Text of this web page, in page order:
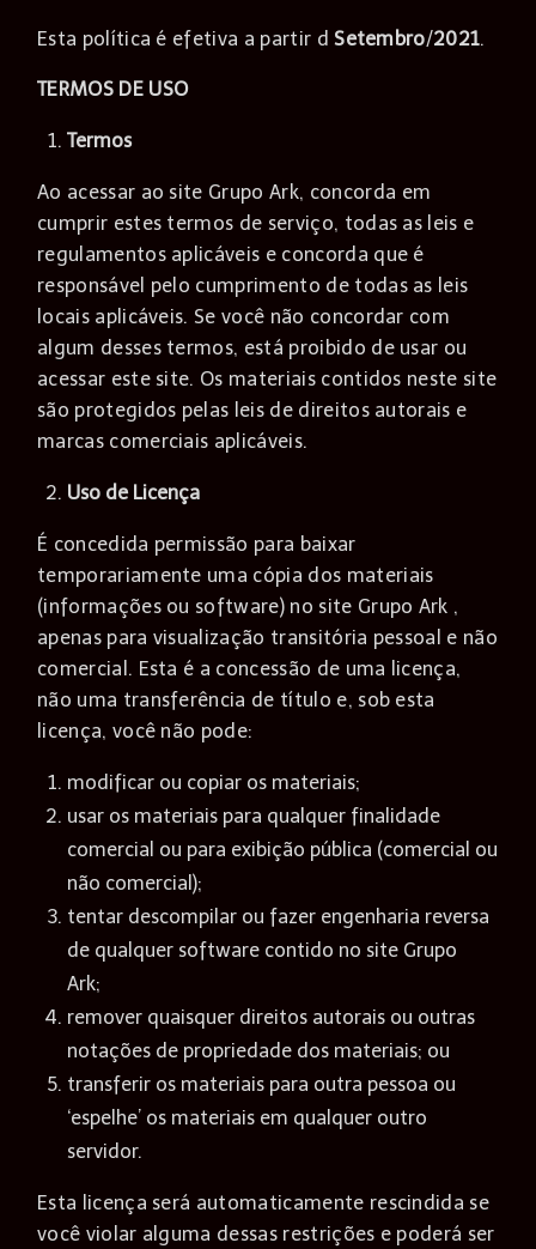
Esta política é efetiva a partir d Setembro/2021.
TERMOS DE USO
Termos
Ao acessar ao site Grupo Ark, concorda em
cumprir estes termos de serviço, todas as leis e
regulamentos aplicáveis ​​e concorda que é
responsável pelo cumprimento de todas as leis
locais aplicáveis. Se você não concordar com
algum desses termos, está proibido de usar ou
acessar este site. Os materiais contidos neste site
são protegidos pelas leis de direitos autorais e
marcas comerciais aplicáveis.
Uso de Licença
É concedida permissão para baixar
temporariamente uma cópia dos materiais
(informações ou software) no site Grupo Ark ,
apenas para visualização transitória pessoal e não
comercial. Esta é a concessão de uma licença,
não uma transferência de título e, sob esta
licença, você não pode:
modificar ou copiar os materiais;
usar os materiais para qualquer finalidade
comercial ou para exibição pública (comercial ou
não comercial);
tentar descompilar ou fazer engenharia reversa
de qualquer software contido no site Grupo
Ark;
remover quaisquer direitos autorais ou outras
notações de propriedade dos materiais; ou
transferir os materiais para outra pessoa ou
‘espelhe’ os materiais em qualquer outro
servidor.
Esta licença será automaticamente rescindida se
você violar alguma dessas restrições e poderá ser